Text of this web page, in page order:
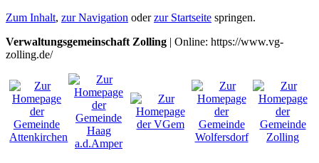
Zum Inhalt, zur Navigation oderzur Startseite springen.
Verwaltungsgemeinschaft Zolling | Online: https://www.vg-
zolling.de/